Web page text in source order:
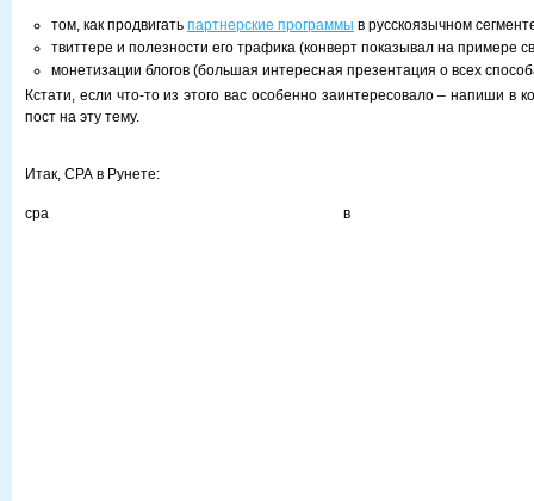
том, как продвигать партнерские программы в русскоязычном
твиттере и полезности его трафика (конверт показывал на примере
монетизации блогов (большая интересная презентация о всех
Кстати, если что-то из этого вас особенно заинтересовало – напиши в
пост на эту тему.
Итак, СРА в Рунете:
сра в